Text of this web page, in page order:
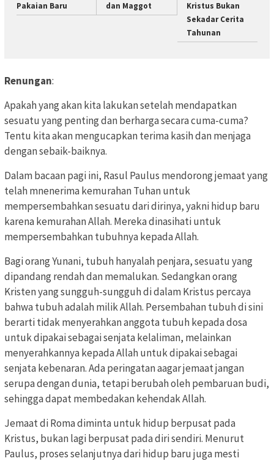
Pakaian Baru
dan Maggot
Kristus Bukan
Sekadar Cerita
Tahunan
Renungan:
Apakah yang akan kita lakukan setelah mendapatkan
sesuatu yang penting dan berharga secara cuma-cuma?
Tentu kita akan mengucapkan terima kasih dan menjaga
dengan sebaik-baiknya.
Dalam bacaan pagi ini, Rasul Paulus mendorong jemaat yang
telah mnenerima kemurahan Tuhan untuk
mempersembahkan sesuatu dari dirinya, yakni hidup baru
karena kemurahan Allah. Mereka dinasihati untuk
mempersembahkan tubuhnya kepada Allah.
Bagi orang Yunani, tubuh hanyalah penjara, sesuatu yang
dipandang rendah dan memalukan. Sedangkan orang
Kristen yang sungguh-sungguh di dalam Kristus percaya
bahwa tubuh adalah milik Allah. Persembahan tubuh di sini
berarti tidak menyerahkan anggota tubuh kepada dosa
untuk dipakai sebagai senjata kelaliman, melainkan
menyerahkannya kepada Allah untuk dipakai sebagai
senjata kebenaran. Ada peringatan aagar jemaat jangan
serupa dengan dunia, tetapi berubah oleh pembaruan budi,
sehingga dapat membedakan kehendak Allah.
Jemaat di Roma diminta untuk hidup berpusat pada
Kristus, bukan lagi berpusat pada diri sendiri. Menurut
Paulus, proses selanjutnya dari hidup baru juga mesti